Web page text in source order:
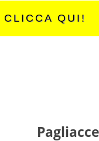
QUI!